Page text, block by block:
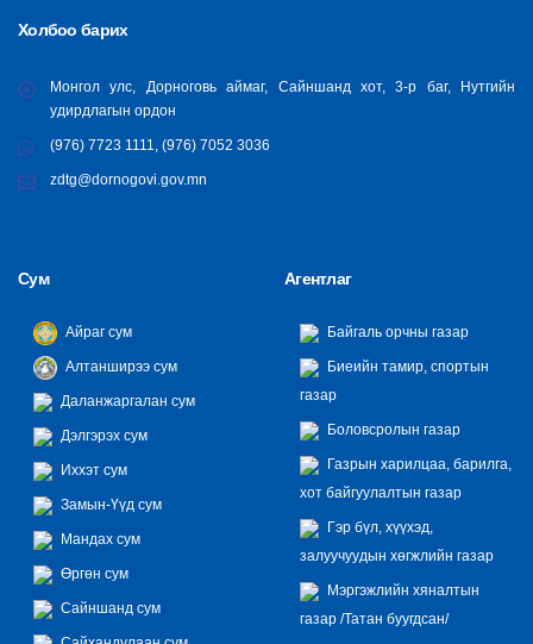
Холбоо барих
Монгол улс, Дорноговь аймаг, Сайншанд хот, 3-р баг, Нутгийн
удирдлагын ордон
(976) 7723 1111, (976) 7052 3036
zdtg@dornogovi.gov.mn
Сум
Айраг сум
Алтанширээ сум
Даланжаргалан сум
Дэлгэрэх сум
Иххэт сум
Замын-Үүд сум
Мандах сум
Өргөн сум
Сайншанд сум
Агентлаг
Байгаль орчны газар
Биеийн тамир, спортын
газар
Боловсролын газар
Газрын харилцаа, барилга,
хот байгуулалтын газар
Гэр бүл, хүүхэд,
залуучуудын хөгжлийн газар
Мэргэжлийн хяналтын
газар /Татан буугдсан/